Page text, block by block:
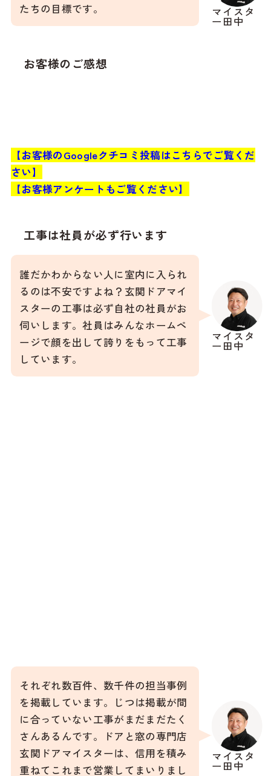
マイスタ
ー田中
たちの目標です。
お客様のご感想
【お客様のGoogleクチコミ投稿はこちらでご覧くだ
さい】
【お客様アンケートもご覧ください】
工事は社員が必ず行います
マイスタ
ー田中
誰だかわからない人に室内に入られ
るのは不安ですよね？玄関ドアマイ
スターの工事は必ず自社の社員がお
伺いします。社員はみんなホームペ
ージで顔を出して誇りをもって工事
しています。
マイスタ
ー田中
それぞれ数百件、数千件の担当事例
を掲載しています。じつは掲載が間
に合っていない工事がまだまだたく
さんあるんです。ドアと窓の専門店
玄関ドアマイスターは、信用を積み
重ねてこれまで営業してまいりまし